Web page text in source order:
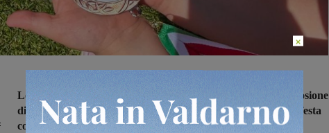
Lo stadio “Ridolfi” di Firenze si è trasformato ieri in un’esplosione
di sorrisi, colori, musica e attività motorie grazie alla grande festa
conclusiva del progetto “Scuola Attiva Kids per la Toscana
×